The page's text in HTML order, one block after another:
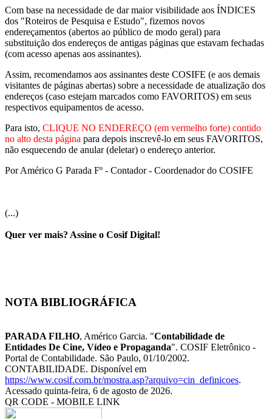
Com base na necessidade de dar maior visibilidade aos ÍNDICES
dos "Roteiros de Pesquisa e Estudo", fizemos novos
endereçamentos (abertos ao público de modo geral) para
substituição dos endereços de antigas páginas que estavam fechadas
(com acesso apenas aos assinantes).
Assim, recomendamos aos assinantes deste COSIFE (e aos demais
visitantes de páginas abertas) sobre a necessidade de atualização dos
endereços (caso estejam marcados como FAVORITOS) em seus
respectivos equipamentos de acesso.
Para isto, CLIQUE NO ENDEREÇO (em vermelho forte) contido
no alto desta página para depois inscrevê-lo em seus FAVORITOS,
não esquecendo de anular (deletar) o endereço anterior.
Por Américo G Parada Fº - Contador - Coordenador do COSIFE
(...)
Quer ver mais? Assine o Cosif Digital!
NOTA BIBLIOGRÁFICA
PARADA FILHO, Américo Garcia. "Contabilidade de
Entidades De Cine, Vídeo e Propaganda". COSIF Eletrônico -
Portal de Contabilidade. São Paulo, 01/10/2002.
CONTABILIDADE. Disponível em
https://www.cosif.com.br/mostra.asp?arquivo=cin_definicoes.
Acessado quinta-feira, 6 de agosto de 2026.
QR CODE - MOBILE LINK